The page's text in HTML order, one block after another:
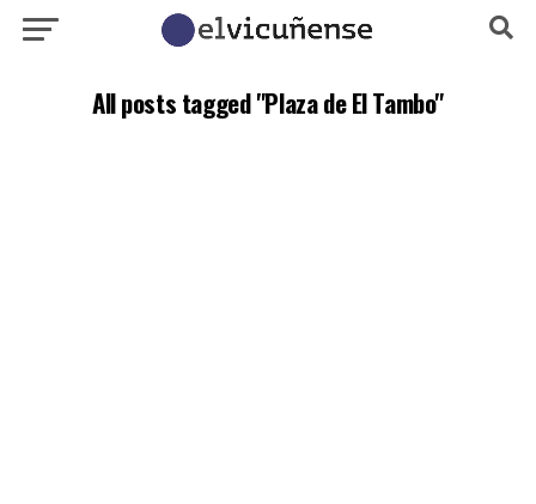
All posts tagged "Plaza de El Tambo"